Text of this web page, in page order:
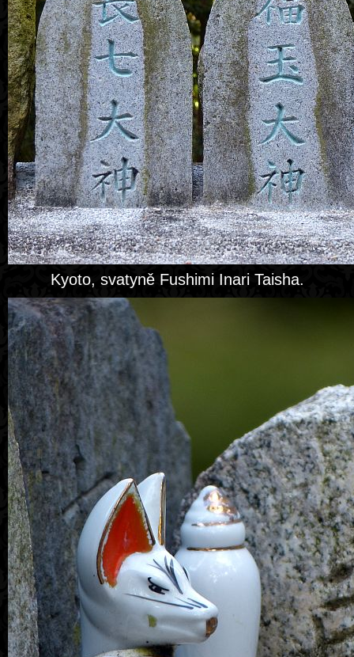
Kyoto, svatyně Fushimi Inari Taisha.